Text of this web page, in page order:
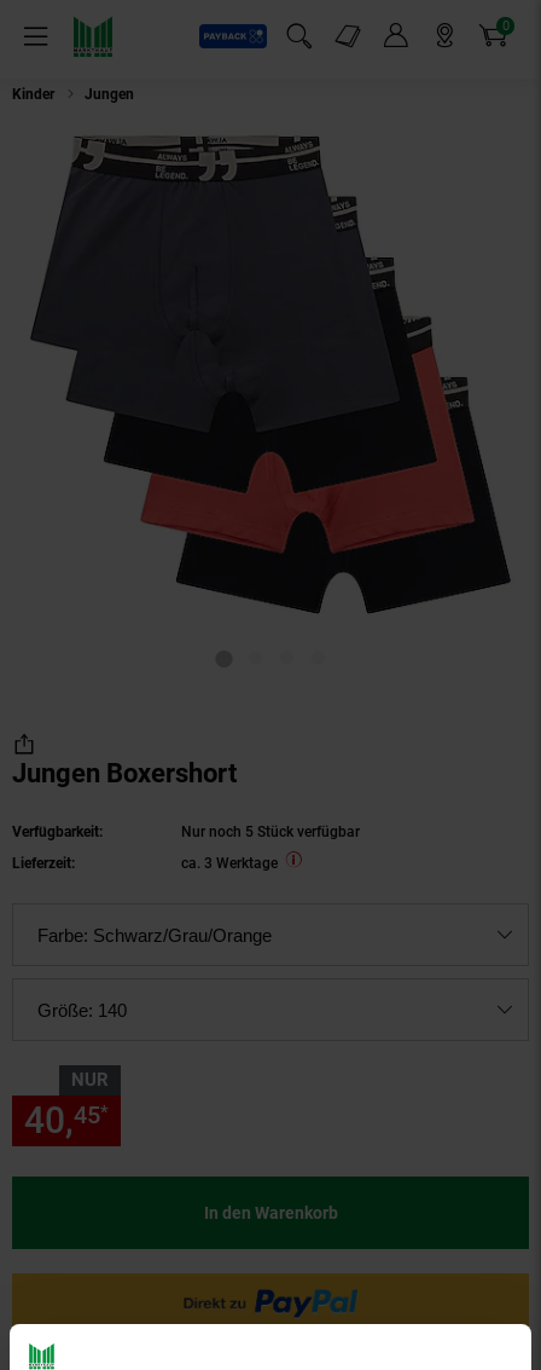
Menü
Payback
Suchfeld einblenden
Markt-Angebote 0
Artikel
Kinder Jungen
Jungen Boxershort
Verfügbarkeit:
Nur noch 5 Stück verfügbar
Lieferzeit:
ca. 3 Werktage
Farbe: Schwarz/Grau/Orange
Größe: 140
NUR
40,45*
In den Warenkorb